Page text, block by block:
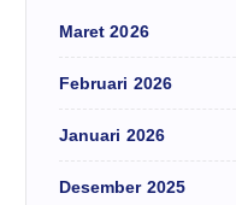
Maret 2026
Februari 2026
Januari 2026
Desember 2025